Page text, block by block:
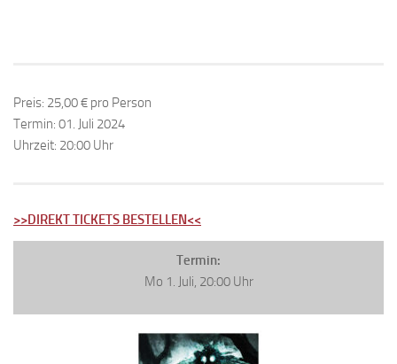
Preis: 25,00 € pro Person
Termin: 01. Juli 2024
Uhrzeit: 20:00 Uhr
>>DIREKT TICKETS BESTELLEN<<
Termin:
Mo 1. Juli, 20:00 Uhr